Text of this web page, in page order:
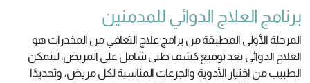
برنامج العلاج الدوائي للمدمنين
المرحلة الأولى المطبقة من برامج علاج التعافي من المخدرات هو
العلاج الدوائي بعد توقيع كشف طبي شامل على المريض، ليتمكن
الطبيب من اختيار الأدوية والجرعات المناسبة لكل مريض، وتحديدًا